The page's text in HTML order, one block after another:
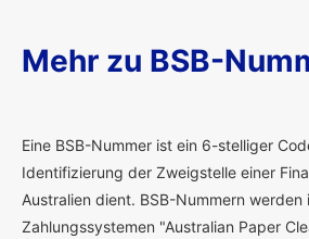
Mehr zu BSB-
Eine BSB-Nummer ist ein 6-stelliger
Identifizierung der Zweigstelle einer
Australien dient. BSB-Nummern werden
Zahlungssystemen "Australian Paper